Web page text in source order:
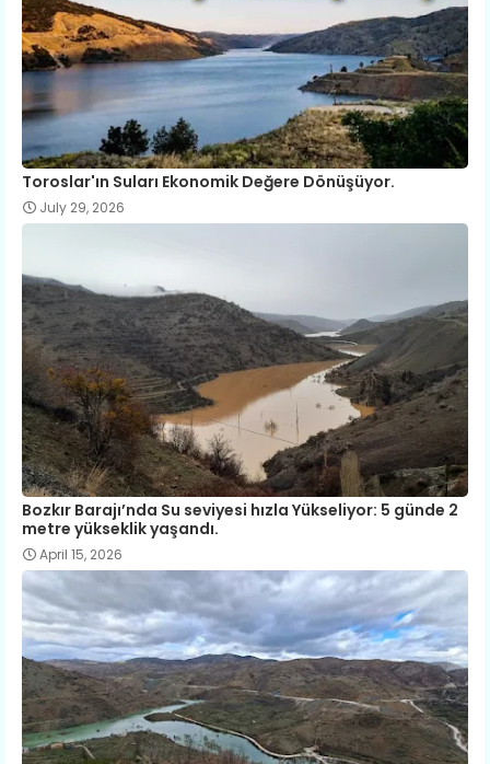
Toroslar'ın Suları Ekonomik Değere Dönüşüyor.
July 29, 2026
Bozkır Barajı’nda Su seviyesi hızla Yükseliyor: 5 günde 2
metre yükseklik yaşandı.
April 15, 2026